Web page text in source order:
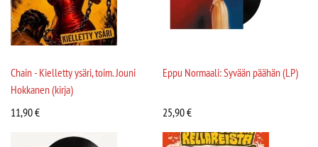
Chain - Kielletty ysäri, toim. Jouni
Hokkanen (kirja)
11,90€
Eppu Normaali: Syvään päähän (LP)
25,90€